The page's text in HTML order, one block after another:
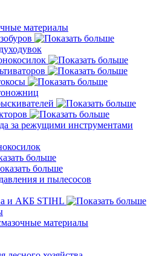
материалы
за режущими инструментами
и пылесосов
и АКБ STIHL
материалы